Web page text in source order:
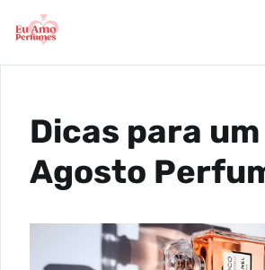
Dicas para um
Agosto